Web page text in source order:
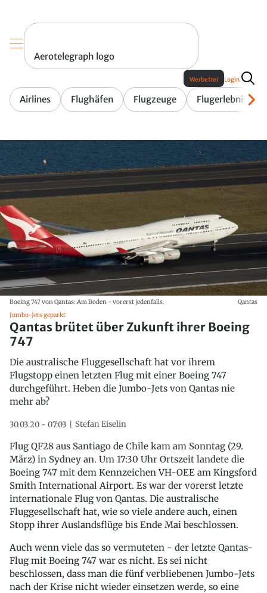
Aerotelegraph logo
Airlines Flughäfen Flugzeuge Flugerlebnis
Werbefrei Login
Boeing 747 von Qantas: Am Boden - vorerst jedenfalls.
Qantas
Jumbo-Jets geparkt
Qantas brütet über Zukunft ihrer Boeing
747
Die australische Fluggesellschaft hat vor ihrem
Flugstopp einen letzten Flug mit einer Boeing 747
durchgeführt. Heben die Jumbo-Jets von Qantas nie
mehr ab?
30.03.20 - 07:03 Stefan Eiselin
Flug QF28 aus Santiago de Chile kam am Sonntag (29.
März) in Sydney an. Um 17:30 Uhr Ortszeit landete die
Boeing 747 mit dem Kennzeichen VH-OEE am Kingsford
Smith International Airport. Es war der vorerst letzte
internationale Flug von Qantas. Die australische
Fluggesellschaft hat, wie so viele andere auch, einen
Stopp ihrer Auslandsflüge bis Ende Mai beschlossen.
Auch wenn viele das so vermuteten - der letzte Qantas-
Flug mit Boeing 747 war es nicht. Es sei nicht
beschlossen, dass man die fünf verbliebenen Jumbo-Jets
nach der Krise nicht wieder einsetzen werde, so eine